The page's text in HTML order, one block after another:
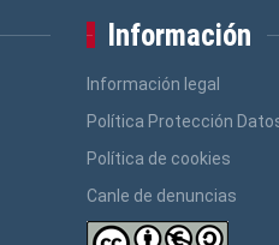
Información
Información legal
Política Protección
Política de cookies
Canle de denuncias